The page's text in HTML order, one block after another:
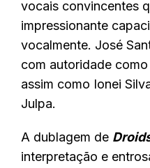
vocais convincentes
impressionante
vocalmente. José
com autoridade
assim como Ionei
Julpa.
A dublagem de
interpretação e